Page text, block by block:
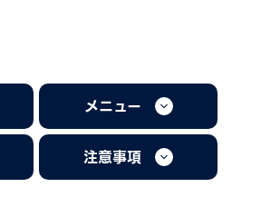
メニュー
注意事項